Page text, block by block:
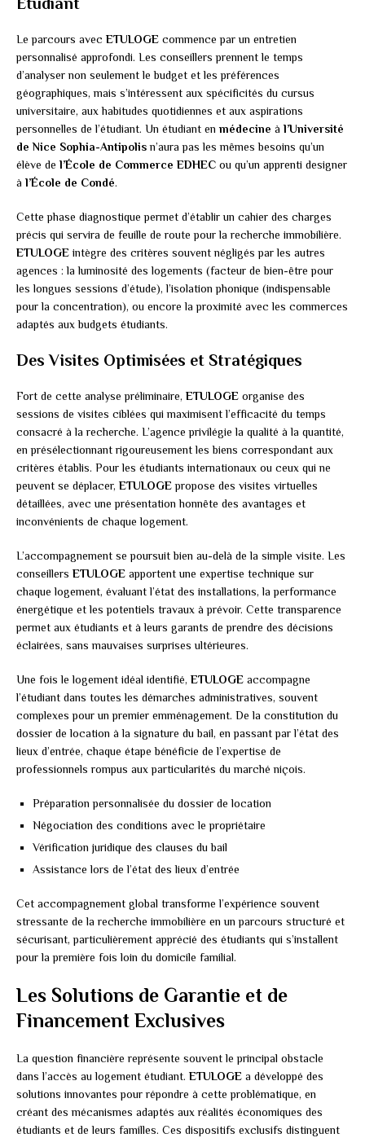
Le parcours avec ETULOGE commence par un entretien
personnalisé approfondi. Les conseillers prennent le temps
d’analyser non seulement le budget et les préférences
géographiques, mais s’intéressent aux spécificités du cursus
universitaire, aux habitudes quotidiennes et aux aspirations
personnelles de l’étudiant. Un étudiant en médecine à l’Université
de Nice Sophia-Antipolisn’aura pas les mêmes besoins qu’un
élève de l’École de Commerce EDHEC ou qu’un apprenti designer
à l’École de Condé.
Cette phase diagnostique permet d’établir un cahier des charges
précis qui servira de feuille de route pour la recherche immobilière.
ETULOGE intègre des critères souvent négligés par les autres
agences : la luminosité des logements (facteur de bien-être pour
les longues sessions d’étude), l’isolation phonique (indispensable
pour la concentration), ou encore la proximité avec les commerces
adaptés aux budgets étudiants.
Des Visites Optimisées et Stratégiques
Fort de cette analyse préliminaire, ETULOGE organise des
sessions de visites ciblées qui maximisent l’efficacité du temps
consacré à la recherche. L’agence privilégie la qualité à la quantité,
en présélectionnant rigoureusement les biens correspondant aux
critères établis. Pour les étudiants internationaux ou ceux qui ne
peuvent se déplacer, ETULOGEpropose des visites virtuelles
détaillées, avec une présentation honnête des avantages et
inconvénients de chaque logement.
L’accompagnement se poursuit bien au-delà de la simple visite. Les
conseillers ETULOGE apportent une expertise technique sur
chaque logement, évaluant l’état des installations, la performance
énergétique et les potentiels travaux à prévoir. Cette transparence
permet aux étudiants et à leurs garants de prendre des décisions
éclairées, sans mauvaises surprises ultérieures.
Une fois le logement idéal identifié, ETULOGE accompagne
l’étudiant dans toutes les démarches administratives, souvent
complexes pour un premier emménagement. De la constitution du
dossier de location à la signature du bail, en passant par l’état des
lieux d’entrée, chaque étape bénéficie de l’expertise de
professionnels rompus aux particularités du marché niçois.
Préparation personnalisée du dossier de location
Négociation des conditions avec le propriétaire
Vérification juridique des clauses du bail
Assistance lors de l’état des lieux d’entrée
Cet accompagnement global transforme l’expérience souvent
stressante de la recherche immobilière en un parcours structuré et
sécurisant, particulièrement apprécié des étudiants qui s’installent
pour la première fois loin du domicile familial.
Les Solutions de Garantie et de
Financement Exclusives
La question financière représente souvent le principal obstacle
dans l’accès au logement étudiant. ETULOGE a développé des
solutions innovantes pour répondre à cette problématique, en
créant des mécanismes adaptés aux réalités économiques des
étudiants et de leurs familles. Ces dispositifs exclusifs distinguent